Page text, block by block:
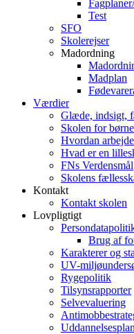
Test
SFO
Skolerejser
Madordning
Madplan
Værdier
Glæde, indsigt,
Skolen for
Hvordan
Hvad er en
FNs Verdensmål
Skolens
Kontakt
Kontakt skolen
Lovpligtigt
Brug af
Karakterer og
UV-
Rygepolitik
Tilsynsrapporter
Selvevaluering